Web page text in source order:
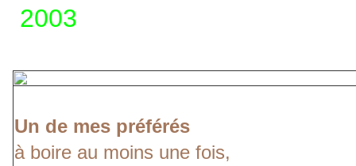
2003
Un de mes préférés
à boire au moins une fois,